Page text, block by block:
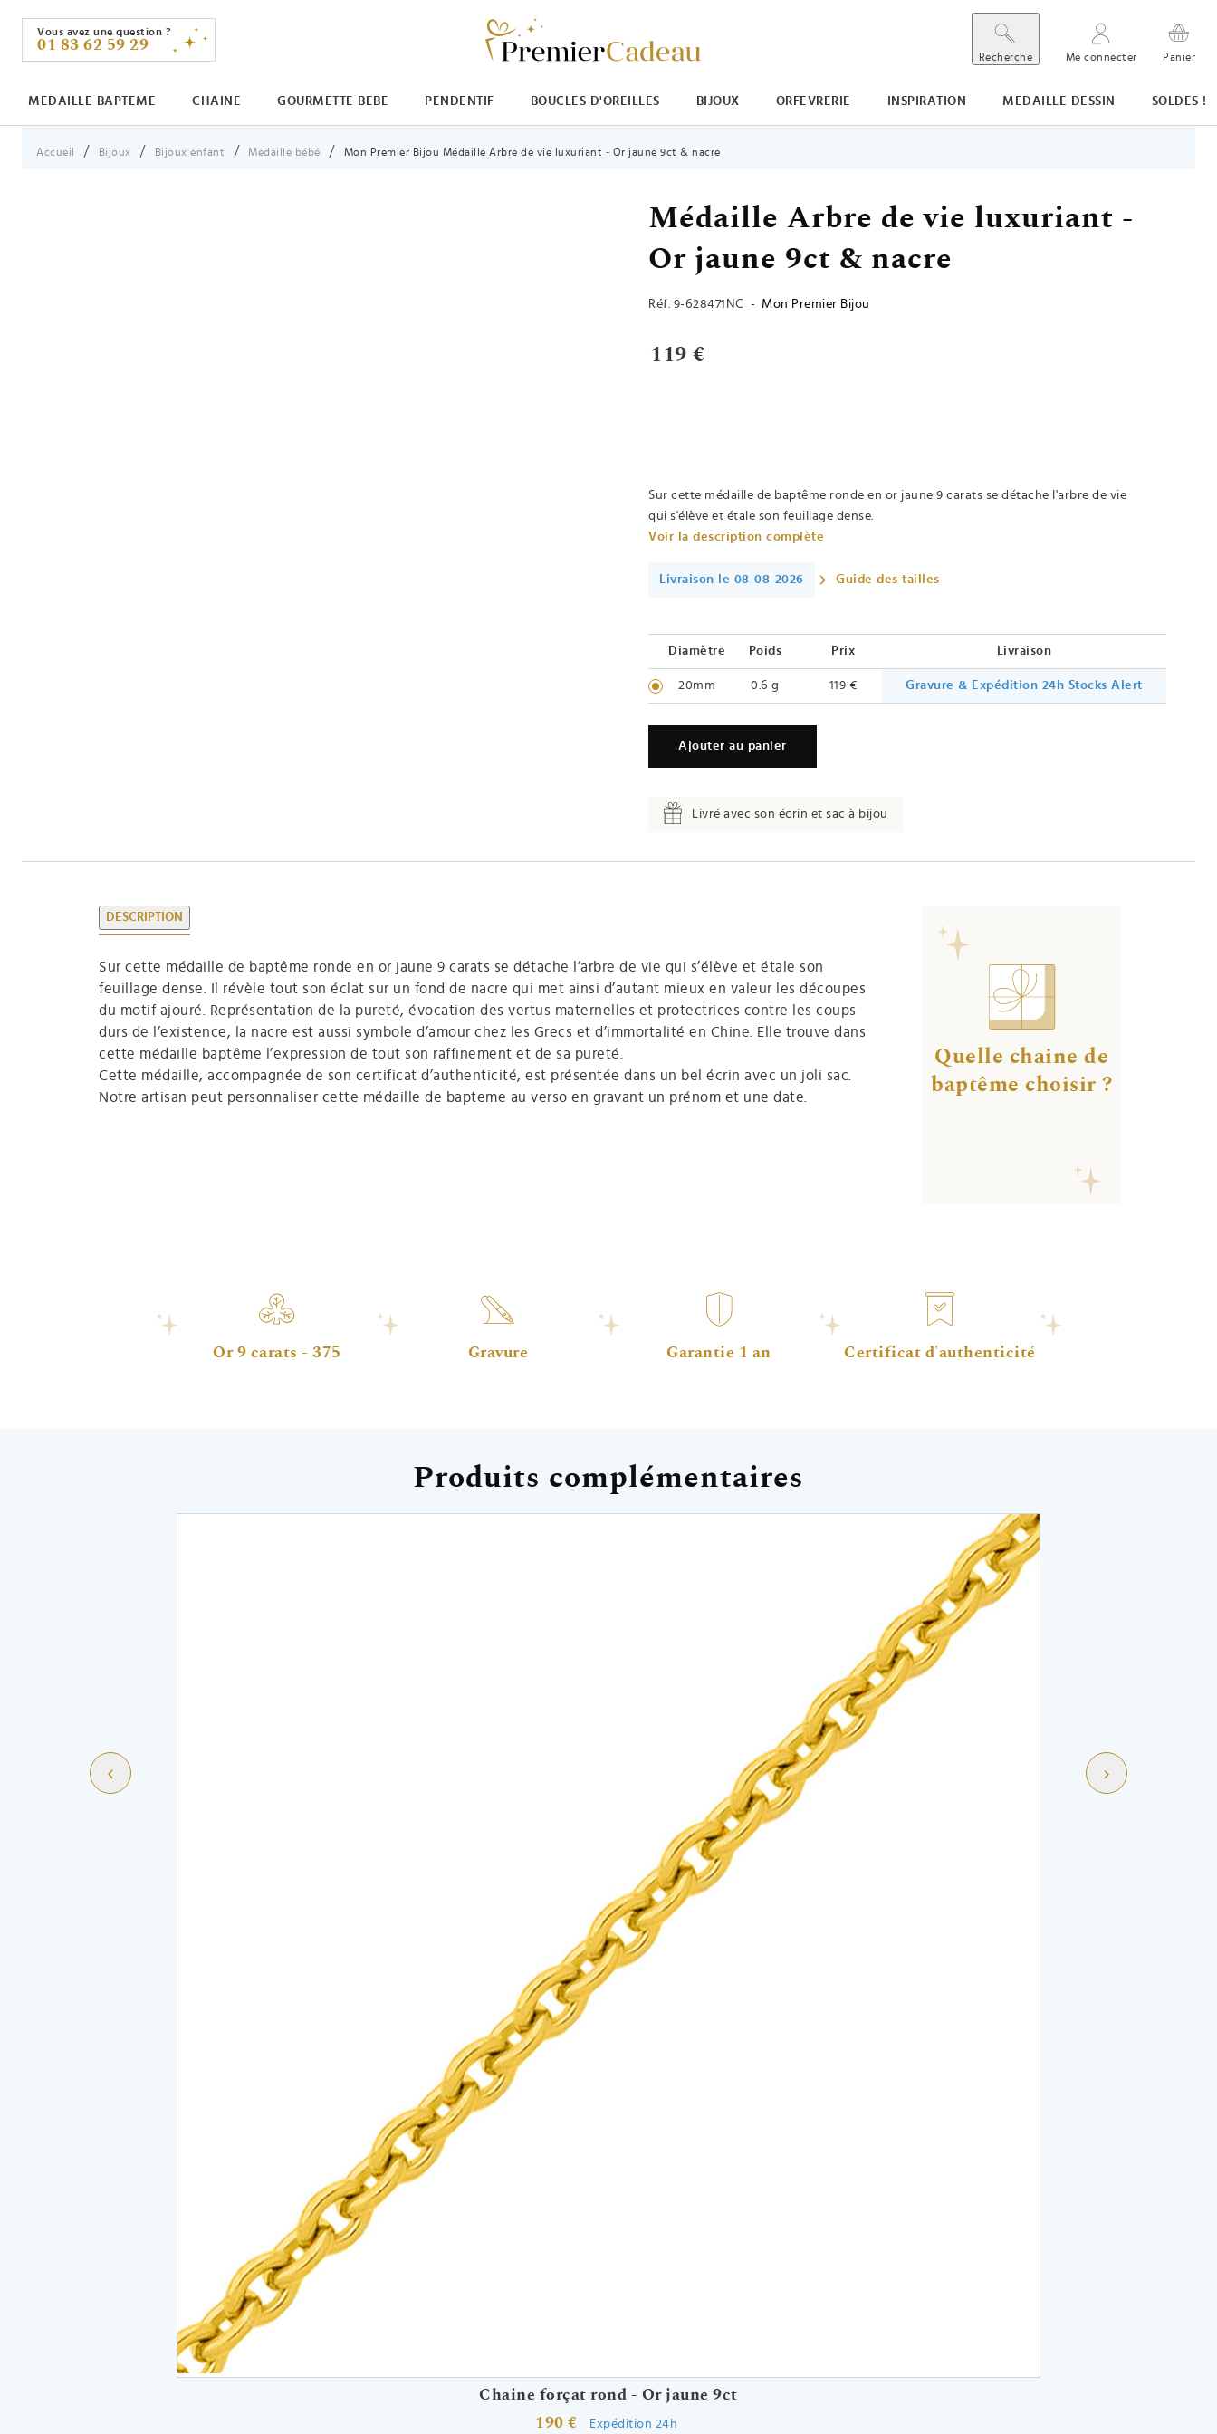
Vous avez une question ?
01 83 62 59 29
Recherche Me connecter Panier
MEDAILLE BAPTEME CHAINE GOURMETTE BEBE PENDENTIF BOUCLES D'OREILLES BIJOUX ORFEVRERIE INSPIRATION MEDAILLE DESSIN SOLDES !
Vous êtes ici :
Accueil Bijoux Bijoux enfant Medaille bébé Mon Premier Bijou Médaille Arbre de vie luxuriant - Or jaune 9ct & nacre
Médaille Arbre de vie luxuriant -
Or jaune 9ct & nacre
Réf. 9-628471NC - Mon Premier Bijou
119 €
Sur cette médaille de baptême ronde en or jaune 9 carats se détache l'arbre de vie
qui s'élève et étale son feuillage dense.
Voir la description complète
Livraison le 08-08-2026 Guide des tailles
Diamètre Poids Prix Livraison
20mm 0.6 g 119 € Gravure & Expédition 24h Stocks Alert
Ajouter au panier
Livré avec son écrin et sac à bijou
DESCRIPTION
Sur cette médaille de baptême ronde en or jaune 9 carats se détache l’arbre de vie qui s’élève et étale son
feuillage dense. Il révèle tout son éclat sur un fond de nacre qui met ainsi d’autant mieux en valeur les découpes
du motif ajouré. Représentation de la pureté, évocation des vertus maternelles et protectrices contre les coups
durs de l’existence, la nacre est aussi symbole d’amour chez les Grecs et d’immortalité en Chine. Elle trouve dans
cette médaille baptême l’expression de tout son raffinement et de sa pureté.
Cette médaille, accompagnée de son certificat d’authenticité, est présentée dans un bel écrin avec un joli sac.
Notre artisan peut personnaliser cette médaille de bapteme au verso en gravant un prénom et une date.
Quelle chaine de
baptême choisir ?
Or 9 carats - 375 Gravure Garantie 1 an Certificat d'authenticité
Produits complémentaires
Chaine forçat rond - Or jaune 9ct
190 €
Expédition 24h